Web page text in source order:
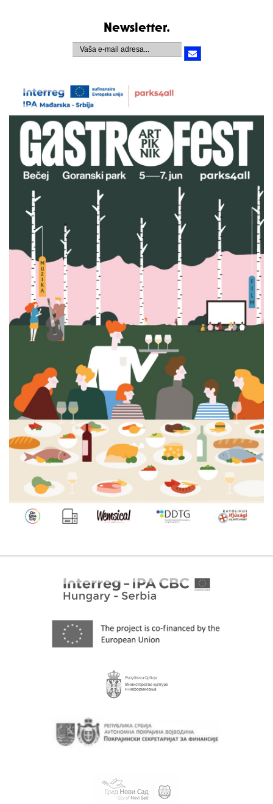
Newsletter.